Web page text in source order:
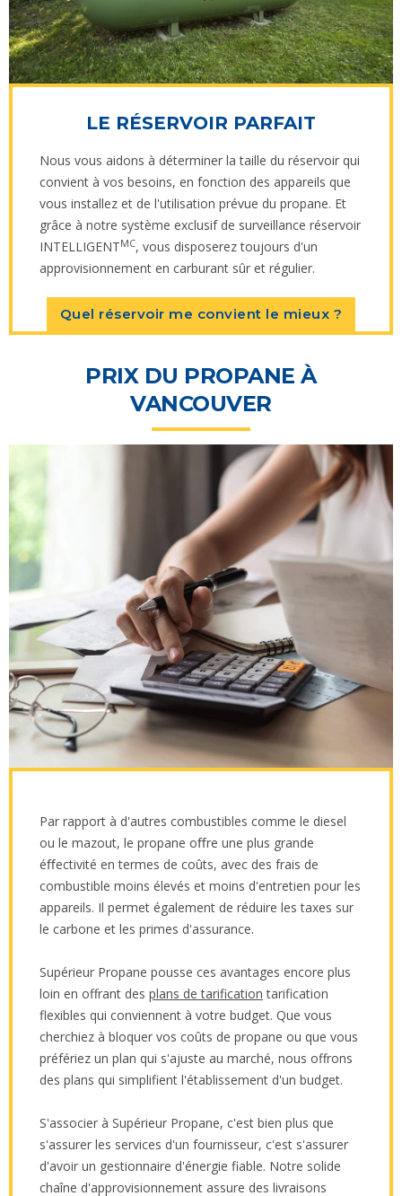
LE RÉSERVOIR PARFAIT
Nous vous aidons à déterminer la taille du réservoir qui
convient à vos besoins, en fonction des appareils que
vous installez et de l'utilisation prévue du propane. Et
grâce à notre système exclusif de surveillance réservoir
INTELLIGENTMC, vous disposerez toujours d'un
approvisionnement en carburant sûr et régulier.
Quel réservoir me convient le mieux ?
PRIX DU PROPANE À
VANCOUVER
Par rapport à d'autres combustibles comme le diesel
ou le mazout, le propane oﬀre une plus grande
éﬀectivité en termes de coûts, avec des frais de
combustible moins élevés et moins d'entretien pour les
appareils. Il permet également de réduire les taxes sur
le carbone et les primes d'assurance.
Supérieur Propane pousse ces avantages encore plus
loin en offrant des plans de tarification tarification
flexibles qui conviennent à votre budget. Que vous
cherchiez à bloquer vos coûts de propane ou que vous
préfériez un plan qui s'ajuste au marché, nous offrons
des plans qui simplifient l'établissement d'un budget.
S'associer à Supérieur Propane, c'est bien plus que
s'assurer les services d'un fournisseur, c'est s'assurer
d'avoir un gestionnaire d'énergie fiable. Notre solide
chaîne d'approvisionnement assure des livraisons